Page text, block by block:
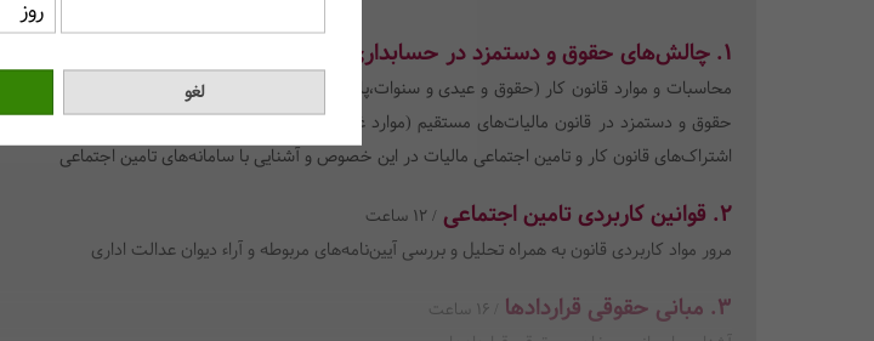
1. چالش‌های حقوق و دستمزد در حسابداری
محاسبات و موارد قانون کار (حقوق و عیدی و سنوات،پایه سنوات، مانده مرخصی، اضافه کاری،
حقوق و دستمزد در قانون مالیات‌های مستقیم (موارد غیرمشمول، معافیت‌ها و هزینه‌ای قابل قبول
اشتراک‌های قانون کار و تامین اجتماعی مالیات در این خصوص و آشنایی با سامانه‌های تامین اجتماعی
2. قوانین کاربردی تامین اجتماعی / 12 ساعت
مرور مواد کاربردی قانون به همراه تحلیل و بررسی آیین‌نامه‌های مربوطه و آراء دیوان عدالت اداری
3. مبانی حقوقی قراردادها